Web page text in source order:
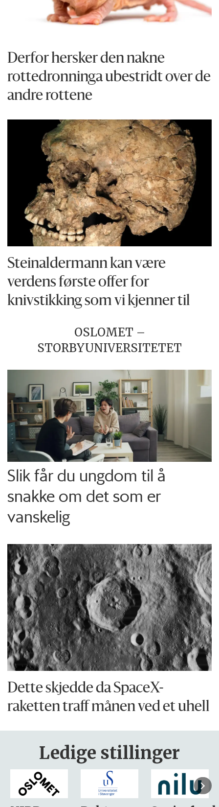
Derfor hersker den nakne
rottedronninga ubestridt over de
andre rottene
Steinaldermann kan være
verdens første offer for
knivstikking som vi kjenner til
OSLOMET –
STORBYUNIVERSITETET
Slik får du ungdom til å
snakke om det som er
vanskelig
Dette skjedde da SpaceX-
raketten traff månen ved et uhell
Ledige stillinger